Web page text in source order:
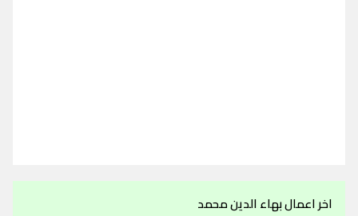
اخر اعمال بهاء الدين محمد